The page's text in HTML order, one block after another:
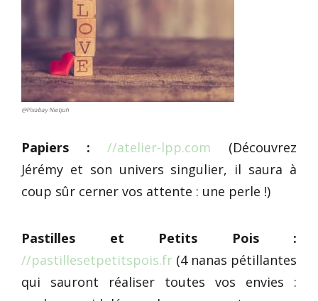
@Pixabay Nietjuh
Papiers : //atelier-lpp.com (Découvrez
Jérémy et son univers singulier, il saura à
coup sûr cerner vos attente : une perle !)
Pastilles et Petits Pois :
//pastillesetpetitspois.fr (4 nanas pétillantes
qui sauront réaliser toutes vos envies :